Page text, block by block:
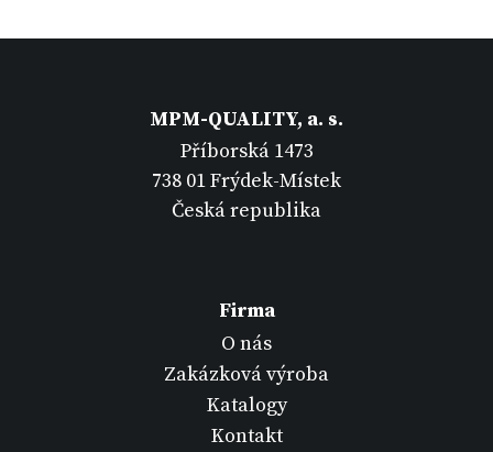
MPM-QUALITY, a. s.
Příborská 1473
738 01 Frýdek-Místek
Česká republika
Firma
O nás
Zakázková výroba
Katalogy
Kontakt